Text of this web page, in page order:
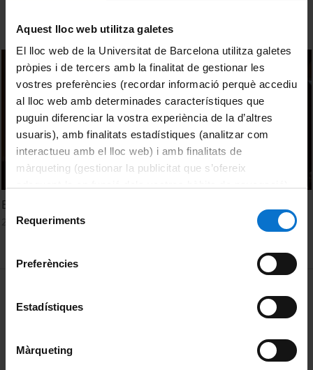
Aquest lloc web utilitza galetes
El lloc web de la Universitat de Barcelona utilitza galetes
pròpies i de tercers amb la finalitat de gestionar les
vostres preferències (recordar informació perquè accediu
al lloc web amb determinades característiques que
puguin diferenciar la vostra experiència de la d’altres
usuaris), amb finalitats estadístiques (analitzar com
interactueu amb el lloc web) i amb finalitats de
màrqueting (gestionar la publicitat que s’ofereix
consultar laPolítica de galetes del lloc web de la
Selecció
Requeriments
Preferències
Estadístiques
Màrqueting
Espectroscòpia d'absorció i emissió atòmica
25 Junio, 2012
Política de Cookies
Privacidad y términos